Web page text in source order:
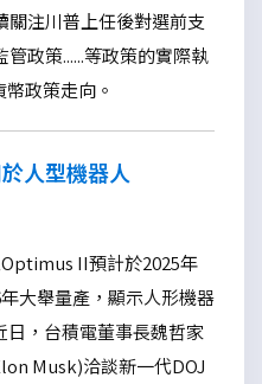
關注川普上任後對選前支
政策......等政策的實際執
政策走向。
人型機器人
II預計於2025年
大舉量產，顯示人形機器
日，台積電董事長魏哲家
Musk)洽談新一代DOJ